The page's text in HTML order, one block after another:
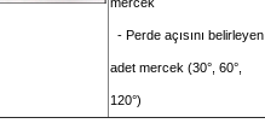
- Perde açısını
adet mercek (30°, 60°,
120°)